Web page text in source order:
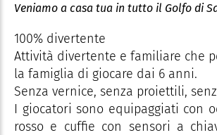
Veniamo a casa tua in tutto il Golfo di
100% divertente
Attività divertente e familiare che
la famiglia di giocare dai 6 anni.
Senza vernice, senza proiettili,
I giocatori sono equipaggiati con
rosso e cuffie con sensori a